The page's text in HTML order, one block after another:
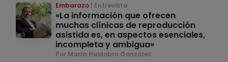
Embarazo Entrevista
«La información que ofrecen
muchas clínicas de reproducción
asistida es, en aspectos esenciales,
incompleta y ambigua»
Por María Huidobro González